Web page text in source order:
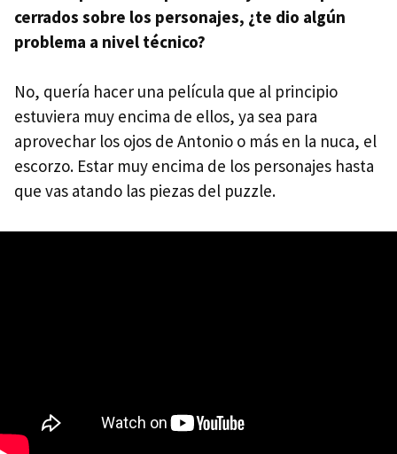
cerrados sobre los personajes, ¿te dio algún
problema a nivel técnico?
No, quería hacer una película que al principio
estuviera muy encima de ellos, ya sea para
aprovechar los ojos de Antonio o más en la nuca, el
escorzo. Estar muy encima de los personajes hasta
que vas atando las piezas del puzzle.